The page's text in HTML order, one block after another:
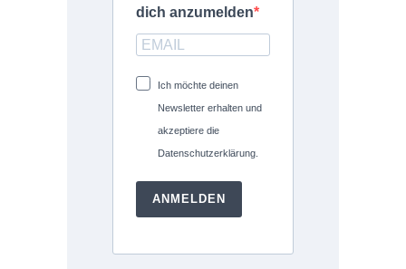
dich anzumelden
Ich möchte deinen
Newsletter erhalten und
akzeptiere die
Datenschutzerklärung.
ANMELDEN